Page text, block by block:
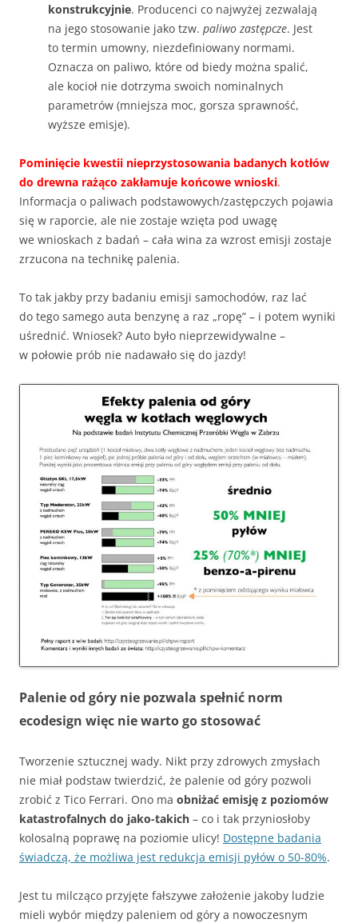
konstrukcyjnie. Producenci co najwyżej zezwalają
na jego stosowanie jako tzw. paliwo zastępcze. Jest
to termin umowny, niezdefiniowany normami.
Oznacza on paliwo, które od biedy można spalić,
ale kocioł nie dotrzyma swoich nominalnych
parametrów (mniejsza moc, gorsza sprawność,
wyższe emisje).
Pominięcie kwestii nieprzystosowania badanych kotłów
do drewna rażąco zakłamuje końcowe wnioski.
Informacja o paliwach podstawowych/zastępczych pojawia
się w raporcie, ale nie zostaje wzięta pod uwagę
we wnioskach z badań – cała wina za wzrost emisji zostaje
zrzucona na technikę palenia.
To tak jakby przy badaniu emisji samochodów, raz lać
do tego samego auta benzynę a raz „ropę” – i potem wyniki
uśrednić. Wniosek? Auto było nieprzewidywalne –
w połowie prób nie nadawało się do jazdy!
Palenie od góry nie pozwala spełnić norm
ecodesign więc nie warto go stosować
Tworzenie sztucznej wady. Nikt przy zdrowych zmysłach
nie miał podstaw twierdzić, że palenie od góry pozwoli
zrobić z Tico Ferrari. Ono ma obniżać emisję z poziomów
katastrofalnych do jako-takich – co i tak przyniosłoby
kolosalną poprawę na poziomie ulicy! Dostępne badania
świadczą, że możliwa jest redukcja emisji pyłów o 50-80%.
Jest tu milcząco przyjęte fałszywe założenie jakoby ludzie
mieli wybór między paleniem od góry a nowoczesnym